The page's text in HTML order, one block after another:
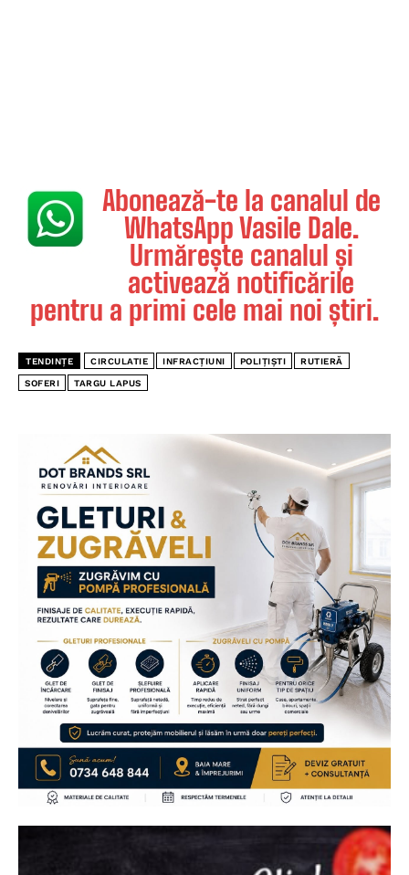
Abonează-te la canalul de
WhatsApp Vasile Dale.
Urmărește canalul și
activează notificările
pentru a primi cele mai noi știri.
TENDINȚE CIRCULATIE INFRACŢIUNI POLIŢIŞTI RUTIERĂ
SOFERI TARGU LAPUS